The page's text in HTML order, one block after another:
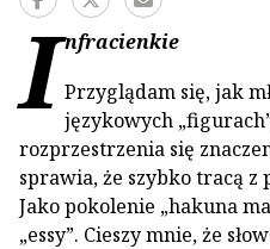
Infracienkie
Przyglądam się, jak
językowych
rozprzestrzenia się
sprawia, że szybko tracą z
Jako pokolenie „hakuna
„essy”. Cieszy mnie, że